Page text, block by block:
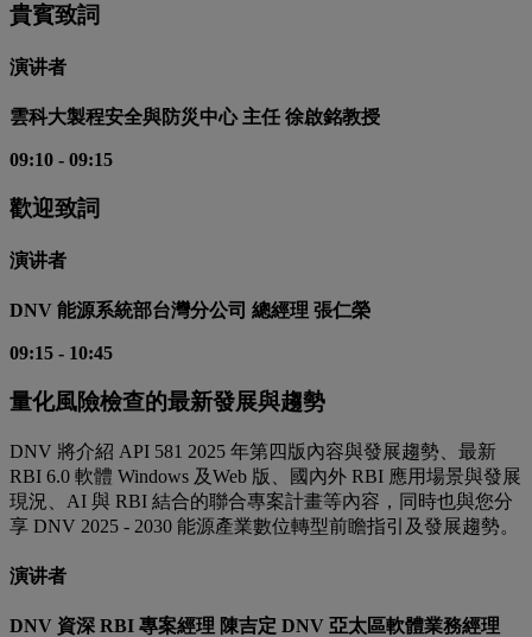
貴賓致詞
演讲者
雲科大製程安全與防災中心 主任 徐啟銘教授
09:10 - 09:15
歡迎致詞
演讲者
DNV 能源系統部台灣分公司 總經理 張仁榮
09:15 - 10:45
量化風險檢查的最新發展與趨勢
DNV 將介紹 API 581 2025 年第四版內容與發展趨勢、最新
RBI 6.0 軟體 Windows 及Web 版、國內外 RBI 應用場景與發展
現況、AI 與 RBI 結合的聯合專案計畫等內容，同時也與您分
享 DNV 2025 - 2030 能源產業數位轉型前瞻指引及發展趨勢。
演讲者
DNV 資深 RBI 專案經理 陳吉定 DNV 亞太區軟體業務經理